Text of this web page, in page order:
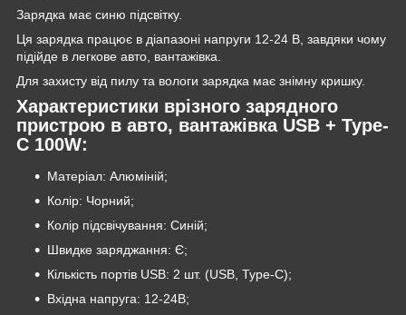
Зарядка має синю підсвітку.
Ця зарядка працює в діапазоні напруги 12-24 В, завдяки чому
підійде в легкове авто, вантажівка.
Для захисту від пилу та вологи зарядка має знімну кришку.
Характеристики врізного зарядного
пристрою в авто, вантажівка USB + Type-
C 100W:
Матеріал: Алюміній;
Колір: Чорний;
Колір підсвічування: Синій;
Швидке заряджання: Є;
Кількість портів USB: 2 шт. (USB, Type-C);
Вхідна напруга: 12-24В;